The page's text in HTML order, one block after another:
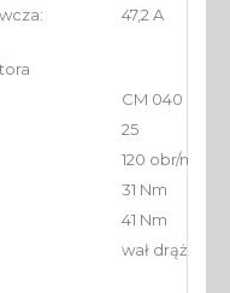
47,2 A
CM 040 P71-
25
120 obr/min
31 Nm
41 Nm
wał drążony